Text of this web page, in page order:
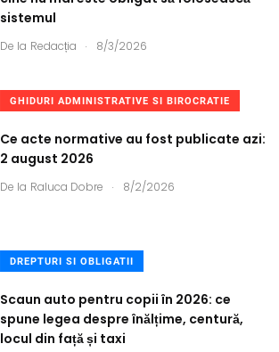
sistemul
De la Redacția . 8/3/2026
GHIDURI ADMINISTRATIVE SI BIROCRATIE
Ce acte normative au fost publicate azi:
2 august 2026
De la Raluca Dobre . 8/2/2026
DREPTURI SI OBLIGATII
Scaun auto pentru copii în 2026: ce
spune legea despre înălțime, centură,
locul din față și taxi